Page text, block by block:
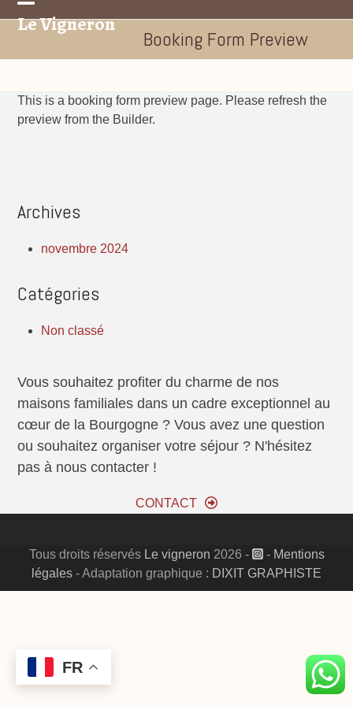
Skip
Le Vigneron
Open
Close
Booking Form Preview
This is a booking form preview page. Please refresh the
preview from the Builder.
Archives
novembre 2024
Catégories
Non classé
Vous souhaitez profiter du charme de nos
maisons familiales dans un cadre exceptionnel au
cœur de la Bourgogne ? Vous avez une question
ou souhaitez organiser votre séjour ? N'hésitez
pas à nous contacter !
CONTACT
Tous droits réservés Le vigneron 2026 - - Mentions
légales - Adaptation graphique : DIXIT GRAPHISTE
FR